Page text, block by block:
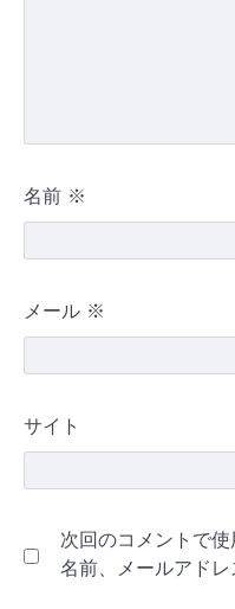
名前 ※
メール ※
サイト
次回のコメントで
名前、メールアドレ